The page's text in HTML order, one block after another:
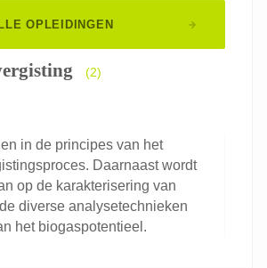
OPLEIDINGEN
(2)
in de principes van het
Daarnaast wordt
op de karakterisering van
diverse analysetechnieken
het biogaspotentieel.